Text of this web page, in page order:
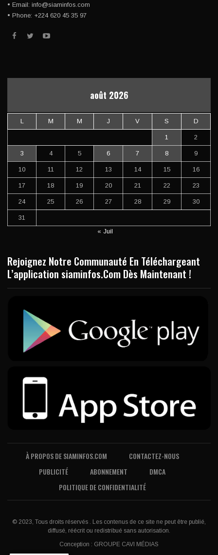
• Email: info@siaminfos.com
• Phone: +224 620 45 35 97
août 2026
L M M J V S D
1 2
3 4 5 6 7 8 9
10 11 12 13 14 15 16
17 18 19 20 21 22 23
24 25 26 27 28 29 30
31
« Juil
Rejoignez Notre Communauté En Téléchargeant
L’application siaminfos.Com Dès Maintenant !
À PROPOS DE SIAMINFOS.COM
CONTACTEZ-NOUS
PUBLICITÉ
ABONNEMENT
DMCA
POLITIQUE DE CONFIDENTIALITÉ
© 2023, Tous droits réservés . Les contenus de ce site ne peut être publié,
diffusé, réécrit ou redistribué sans autorisation.
Conception : GROUPE CAVI MÉDIAS